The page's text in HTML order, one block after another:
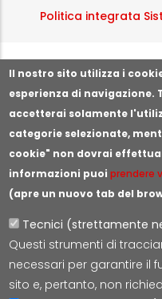
Il nostro sito utilizza i
esperienza di navigazione.
accetterai solamente
categorie selezionate,
cookie" non dovrai
informazioni puoiprendere
(apre un nuovo tab del
Tecnici (strettamente
Questi strumenti di
necessari per garantire il
sito e, pertanto, non
Politica integrata
Segnala
Via della